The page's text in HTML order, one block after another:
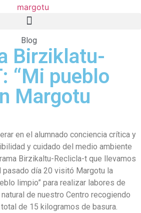
Blog
Birziklatu-
“Mi pueblo
Margotu
en el alumnado conciencia crítica y
y cuidado del medio ambiente
Birzikaltu-Reclicla-t que llevamos
pasado día 20 visitó Margotu la
limpio” para realizar labores de
de nuestro Centro recogiendo
de 15 kilogramos de basura.